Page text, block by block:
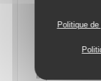
Politique
mythique café
en maître.
impérial brut